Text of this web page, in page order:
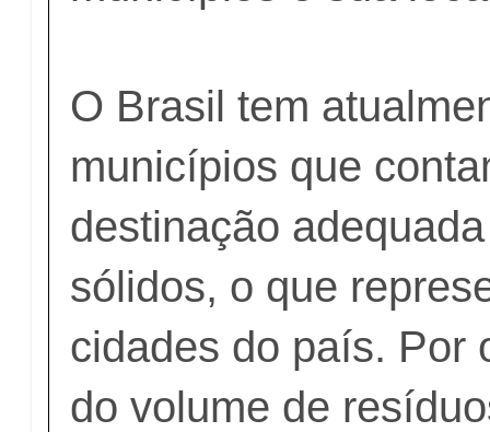
O Brasil tem
municípios que
destinação
sólidos, o que
cidades do país. Por
do volume de